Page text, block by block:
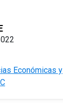
Económicas y